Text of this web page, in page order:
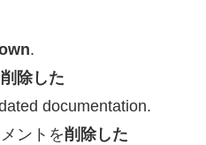
.
削除した
documentation.
ントを削除した